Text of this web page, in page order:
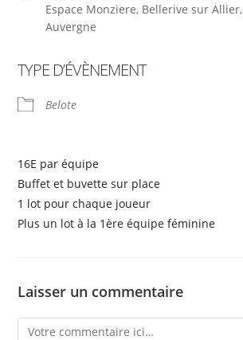
Espace Monziere, Bellerive sur
Auvergne
TYPE D’ÉVÈNEMENT
Belote
16E par équipe
Buffet et buvette sur place
1 lot pour chaque joueur
Plus un lot à la 1ère équipe féminine
Laisser un commentaire